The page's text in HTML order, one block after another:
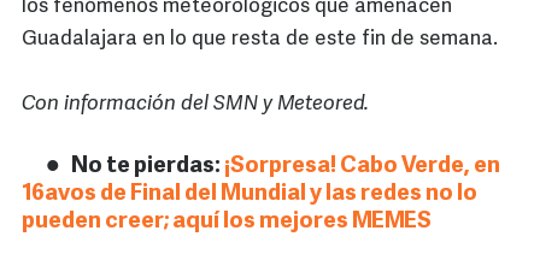
los fenómenos meteorológicos que amenacen
Guadalajara en lo que resta de este fin de semana.
Con información del SMN y Meteored.
No te pierdas: ¡Sorpresa! Cabo Verde, en
16avos de Final del Mundial y las redes no lo
pueden creer; aquí los mejores MEMES